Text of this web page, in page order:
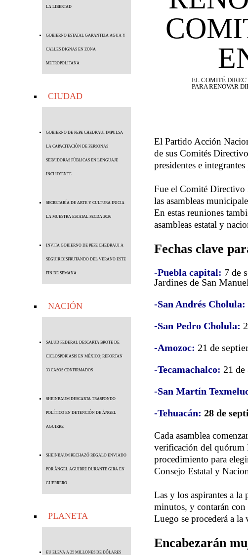
LA LIBERTAD
GOBIERNO ESTATAL GARANTIZA AGUA Y
CALLES DIGNAS EN ZONA
METROPOLITANA
CIUDAD
GOBIERNO DE PEPE CHEDRAUI IMPULSA
LA CAPACITACIÓN DE PERSONAS
SERVIDORAS PÚBLICAS EN LENGUAJE
INCLUYENTE
SECRETARÍA DE ARTE Y CULTURA INICIA
LA MUESTRA ESTATAL PECDA 2026
INVITA GOBIERNO DE PEPE CHEDRAUI A
SEGUIR DISFRUTANDO DEL VERANO ESTE
FIN DE SEMANA
NACIÓN
SALUD FEDERAL DESCARTA BROTE DE
CICLOSPORIASIS EN MÉXICO; REPORTAN
33 CASOS CONFIRMADOS
SHEINBAUM DESCARTA TRASFONDO
POLÍTICO EN DETENCIÓN DE ÁNGEL
AGUIRRE
SHEINBAUM RECHAZÓ REGALO ENVIADO
POR ÁNGEL AGUIRRE DURANTE GIRA EN
GUERRERO
PLANETA
EU ELEVA A 25 MILLONES DE DÓLARES
EL COMITÉ
PARA RENOVAR
El Partido Acción
de sus Comités
presidentes e
Fue el Comité Directivo
las asambleas
En estas reuniones
asambleas estatal y
Fechas clave
-Puebla capital: 7 de
Jardines de San
-San Andrés Cholula:
-San Pedro Cholula:
-Amozoc: 21 de
-Tecamachalco: 21
-San Martín
-Tehuacán: 28 de
Cada asamblea
verificación del quórum
procedimiento para
Consejo Estatal y
Las y los aspirantes a la
minutos, y contarán con
Luego se procederá a
Encabezarán